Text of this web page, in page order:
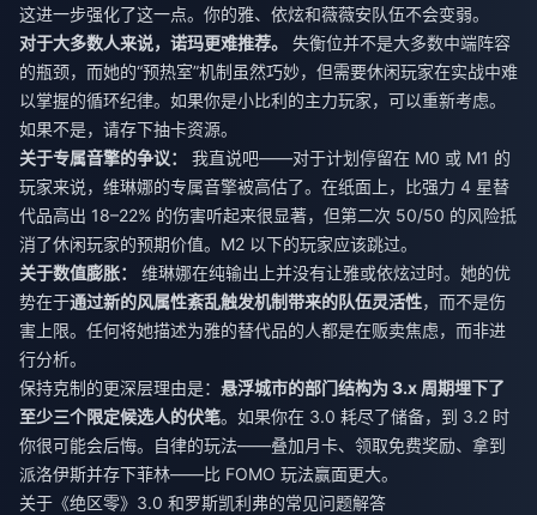
这进一步强化了这一点。你的雅、依炫和薇薇安队伍不会变弱。
对于大多数人来说，诺玛更难推荐。
失衡位并不是大多数中端阵容
的瓶颈，而她的“预热室”机制虽然巧妙，但需要休闲玩家在实战中难
以掌握的循环纪律。如果你是小比利的主力玩家，可以重新考虑。
如果不是，请存下抽卡资源。
关于专属音擎的争议：
我直说吧——对于计划停留在 M0 或 M1 的
玩家来说，维琳娜的专属音擎被高估了。在纸面上，比强力 4 星替
代品高出 18–22% 的伤害听起来很显著，但第二次 50/50 的风险抵
消了休闲玩家的预期价值。M2 以下的玩家应该跳过。
关于数值膨胀：
维琳娜在纯输出上并没有让雅或依炫过时。她的优
势在于通过新的风属性紊乱触发机制带来的队伍灵活性，而不是伤
害上限。任何将她描述为雅的替代品的人都是在贩卖焦虑，而非进
行分析。
保持克制的更深层理由是： 悬浮城市的部门结构为 3.x 周期埋下了
至少三个限定候选人的伏笔。如果你在 3.0 耗尽了储备，到 3.2 时
你很可能会后悔。自律的玩法——叠加月卡、领取免费奖励、拿到
派洛伊斯并存下菲林——比 FOMO 玩法赢面更大。
关于《绝区零》3.0 和罗斯凯利弗的常见问题解答